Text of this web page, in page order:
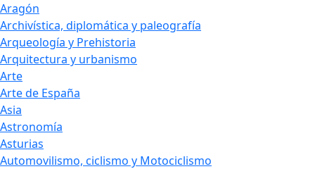
Aragón
Archivística, diplomática y paleografía
Arqueología y Prehistoria
Arquitectura y urbanismo
Arte
Arte de España
Asia
Astronomía
Asturias
Automovilismo, ciclismo y Motociclismo